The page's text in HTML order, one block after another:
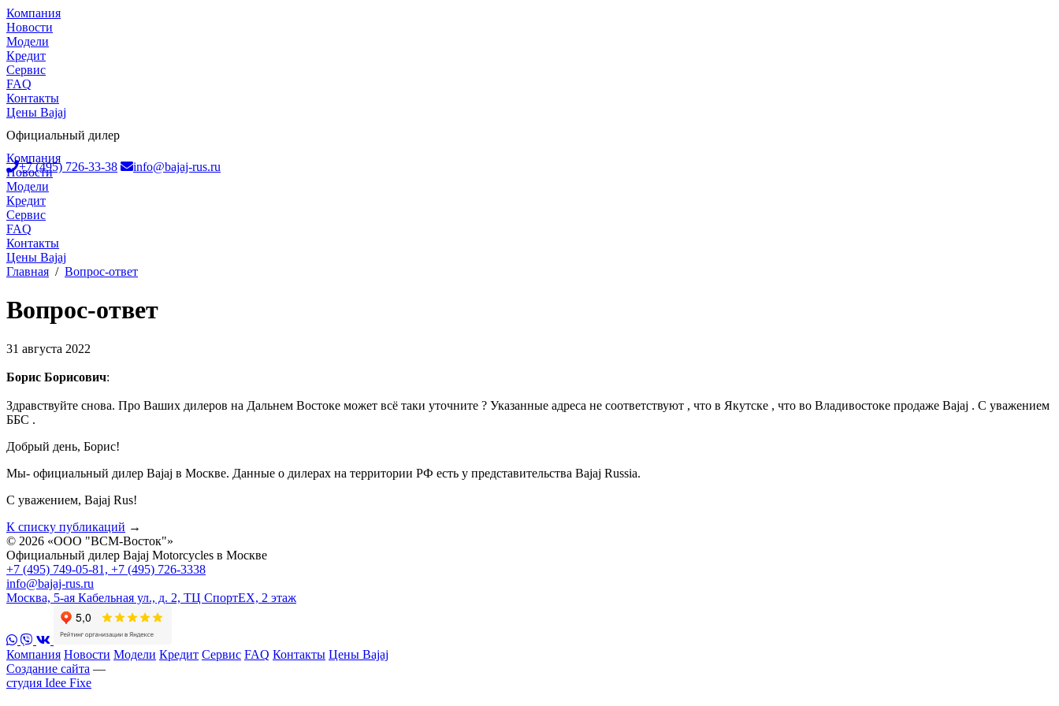
Компания
Новости
Модели
Кредит
Сервис
FAQ
Контакты
Цены Bajaj
Официальный дилер
+7 (495) 726-33-38 info@bajaj-rus.ru
Компания
Новости
Модели
Кредит
Сервис
FAQ
Контакты
Цены Bajaj
Главная / Вопрос-ответ
Вопрос-ответ
31 августа 2022
Борис Борисович:
Здравствуйте снова. Про Ваших дилеров на Дальнем Востоке может всё таки уточните ? Указанные адреса не соответствуют , что в Якутске , что во Владивостоке продаже Bajaj . С уважением
ББС .
Добрый день, Борис!
Мы- официальный дилер Bajaj в Москве. Данные о дилерах на территории РФ есть у представительства Bajaj Russia.
С уважением, Bajaj Rus!
К списку публикаций →
© 2026 «ООО "ВСМ-Восток"»
Официальный дилер Bajaj Motorcycles в Москве
+7 (495) 749-05-81, +7 (495) 726-3338
info@bajaj-rus.ru
Москва, 5-ая Кабельная ул., д. 2, ТЦ СпортЕХ, 2 этаж
Компания Новости Модели Кредит Сервис FAQ Контакты Цены Bajaj
Создание сайта —
студия Idee Fixe